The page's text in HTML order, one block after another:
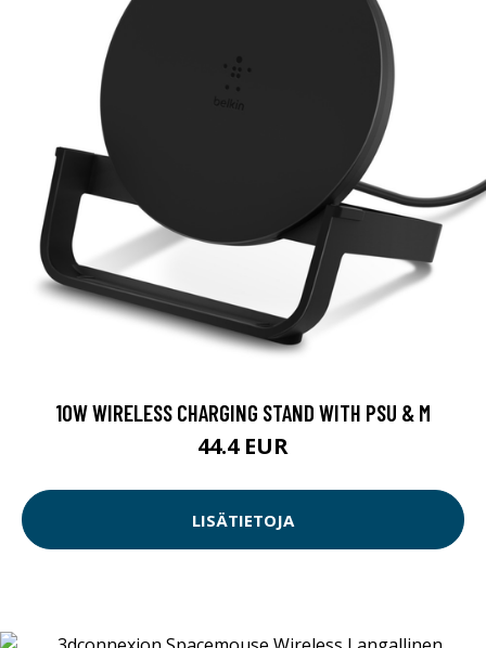
10W WIRELESS CHARGING STAND WITH PSU & M
44.4 EUR
LISÄTIETOJA